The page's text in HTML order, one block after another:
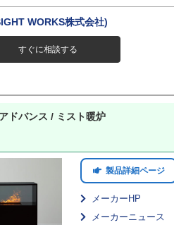
WORKS株式会社)
すぐに相談する
ドバンス / ミスト暖炉
製品詳細ページ
メーカーHP
メーカーニュース